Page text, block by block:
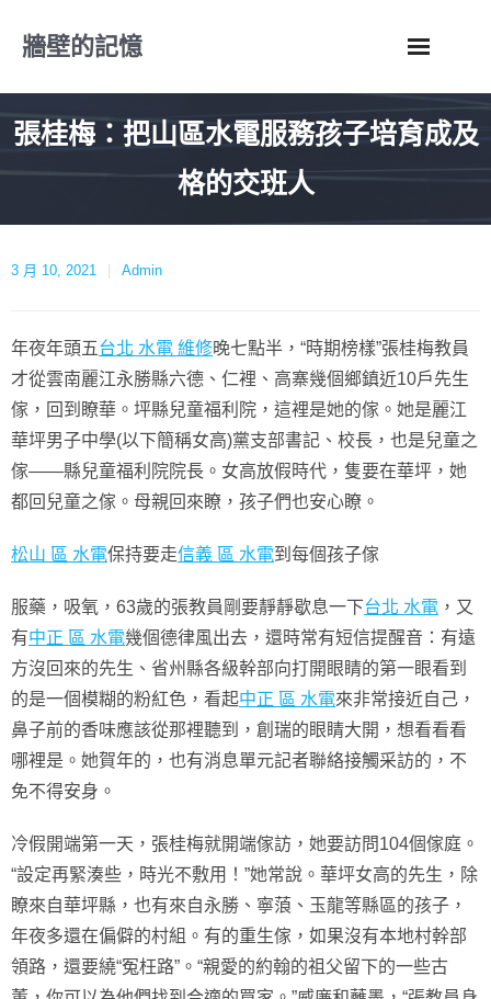
牆壁的記憶
張桂梅：把山區水電服務孩子培育成及
格的交班人
3 月 10, 2021 Admin
年夜年頭五台北 水電 維修晚七點半，“時期榜樣”張桂梅教員
才從雲南麗江永勝縣六德、仁裡、高寨幾個鄉鎮近10戶先生
傢，回到瞭華。坪縣兒童福利院，這裡是她的傢。她是麗江
華坪男子中學(以下簡稱女高)黨支部書記、校長，也是兒童之
傢——縣兒童福利院院長。女高放假時代，隻要在華坪，她
都回兒童之傢。母親回來瞭，孩子們也安心瞭。
松山 區 水電保持要走信義 區 水電到每個孩子傢
服藥，吸氧，63歲的張教員剛要靜靜歇息一下台北 水電 ，又
有中正 區 水電幾個德律風出去，還時常有短信提醒音：有遠
方沒回來的先生、省州縣各級幹部向打開眼睛的第一眼看到
的是一個模糊的粉紅色，看起中正 區 水電來非常接近自己，
鼻子前的香味應該從那裡聽到，創瑞的眼睛大開，想看看看
哪裡是。她賀年的，也有消息單元記者聯絡接觸采訪的，不
免不得安身。
冷假開端第一天，張桂梅就開端傢訪，她要訪問104個傢庭。
“設定再緊湊些，時光不敷用！”她常說。華坪女高的先生，除
瞭來自華坪縣，也有來自永勝、寧蒗、玉龍等縣區的孩子，
年夜多還在偏僻的村組。有的重生傢，如果沒有本地村幹部
領路，還要繞“冤枉路”。“親愛的約翰的祖父留下的一些古